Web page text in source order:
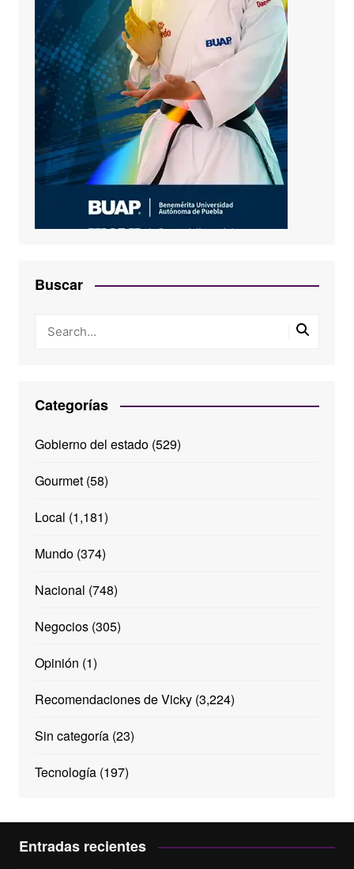
Buscar
Categorías
Gobierno del estado(529)
Gourmet(58)
Local (1,181)
Mundo(374)
Nacional (748)
Negocios(305)
Opinión (1)
Recomendaciones de Vicky(3,224)
Sin categoría(23)
Tecnología(197)
Entradas recientes